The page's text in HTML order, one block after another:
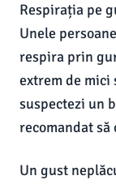
Respirația pe
Unele
respira prin
extrem de mici
suspectezi un
recomandat
Un gust